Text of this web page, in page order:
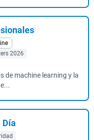
2026
de machine learning y la
Día